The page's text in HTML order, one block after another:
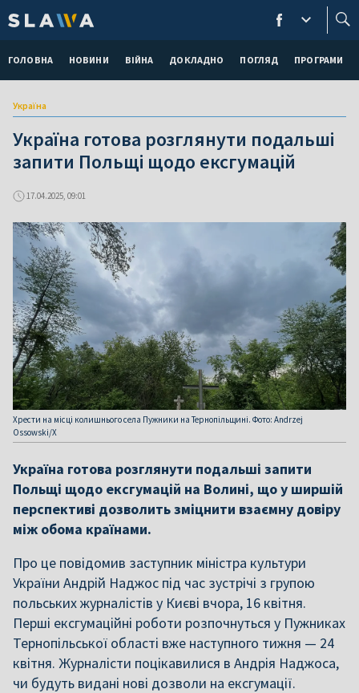
ГОЛОВНА НОВИНИ ВІЙНА ДОКЛАДНО ПОГЛЯД ПРОГРАМИ
Україна
Україна готова розглянути подальші
запити Польщі щодо ексгумацій
17.04.2025, 09:01
Хрести на місці колишнього села Пужники на Тернопільщині. Фото: Andrzej
Ossowski/X
Україна готова розглянути подальші запити
Польщі щодо ексгумацій на Волині, що у ширшій
перспективі дозволить зміцнити взаємну довіру
між обома країнами.
Про це повідомив заступник міністра культури
України Андрій Наджос під час зустрічі з групою
польських журналістів у Києві вчора, 16 квітня.
Перші ексгумаційні роботи розпочнуться у Пужниках
Тернопільської області вже наступного тижня — 24
квітня. Журналісти поцікавилися в Андрія Наджоса,
чи будуть видані нові дозволи на ексгумації.